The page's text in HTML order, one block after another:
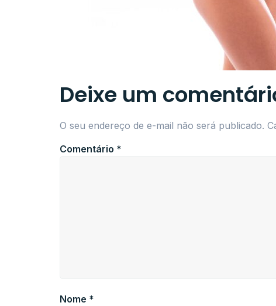
Deixe um
O seu endereço de e-mail não será publicado.
Comentário *
Nome *